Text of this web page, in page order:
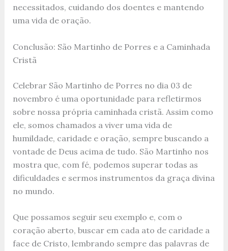
necessitados, cuidando dos doentes e mantendo
uma vida de oração.
Conclusão: São Martinho de Porres e a Caminhada
Cristã
Celebrar São Martinho de Porres no dia 03 de
novembro é uma oportunidade para refletirmos
sobre nossa própria caminhada cristã. Assim como
ele, somos chamados a viver uma vida de
humildade, caridade e oração, sempre buscando a
vontade de Deus acima de tudo. São Martinho nos
mostra que, com fé, podemos superar todas as
dificuldades e sermos instrumentos da graça divina
no mundo.
Que possamos seguir seu exemplo e, com o
coração aberto, buscar em cada ato de caridade a
face de Cristo, lembrando sempre das palavras de